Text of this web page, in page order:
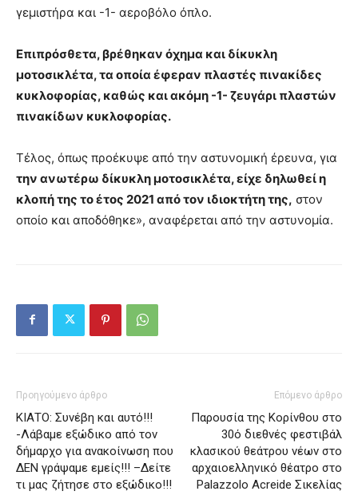
γεμιστήρα και -1- αεροβόλο όπλο.
Επιπρόσθετα, βρέθηκαν όχημα και δίκυκλη
μοτοσικλέτα, τα οποία έφεραν πλαστές πινακίδες
κυκλοφορίας, καθώς και ακόμη -1- ζευγάρι πλαστών
πινακίδων κυκλοφορίας.
Τέλος, όπως προέκυψε από την αστυνομική έρευνα, για
την ανωτέρω δίκυκλη μοτοσικλέτα, είχε δηλωθεί η
κλοπή της το έτος 2021 από τον ιδιοκτήτη της, στον
οποίο και αποδόθηκε», αναφέρεται από την αστυνομία.
Προηγούμενο άρθρο
ΚΙΑΤΟ: Συνέβη και αυτό!!!
-Λάβαμε εξώδικο από τον
δήμαρχο για ανακοίνωση που
ΔΕΝ γράψαμε εμείς!!! –Δείτε
τι μας ζήτησε στο εξώδικο!!!
Επόμενο άρθρο
Παρουσία της Κορίνθου στο
30ό διεθνές φεστιβάλ
κλασικού θεάτρου νέων στο
αρχαιοελληνικό θέατρο στο
Palazzolo Acreide Σικελίας